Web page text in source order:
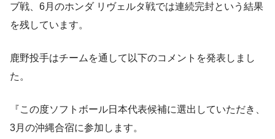
ブ戦、6月のホンダ リヴェルタ戦では連続完封という結果
を残しています。
鹿野投手はチームを通して以下のコメントを発表しまし
た。
『この度ソフトボール日本代表候補に選出していただき、
3月の沖縄合宿に参加します。